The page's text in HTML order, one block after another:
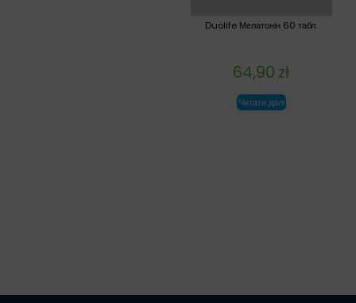
Duolife Мелатонін 60 табл.
64,90 zł
Читати далі